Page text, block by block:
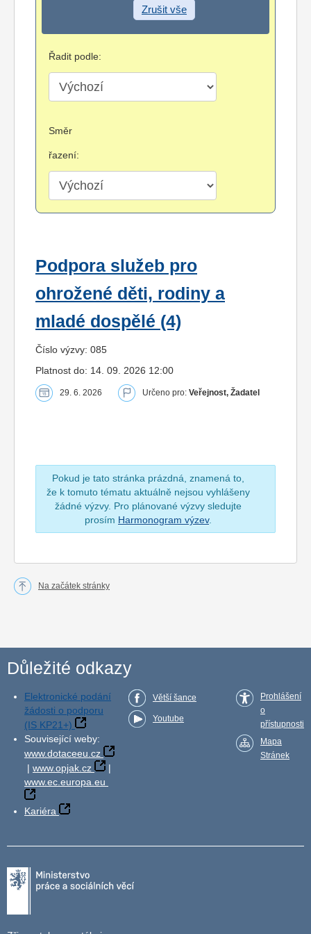
Zrušit vše
Řadit podle:
Směr
řazení:
Podpora služeb pro
ohrožené děti, rodiny a
mladé dospělé (4)
Číslo výzvy: 085
Platnost do: 14. 09. 2026 12:00
29. 6. 2026 Určeno pro: Veřejnost, Žadatel
Pokud je tato stránka prázdná, znamená to,
že k tomuto tématu aktuálně nejsou vyhlášeny
žádné výzvy. Pro plánované výzvy sledujte
prosím Harmonogram výzev.
Na začátek stránky
Důležité odkazy
Elektronické podání
žádosti o podporu
(IS KP21+)
Související weby:
www.dotaceeu.cz
| www.opjak.cz
|
www.ec.europa.eu
Kariéra
Větší šance
Youtube
Prohlášení
o
přístupnosti
Mapa
Stránek